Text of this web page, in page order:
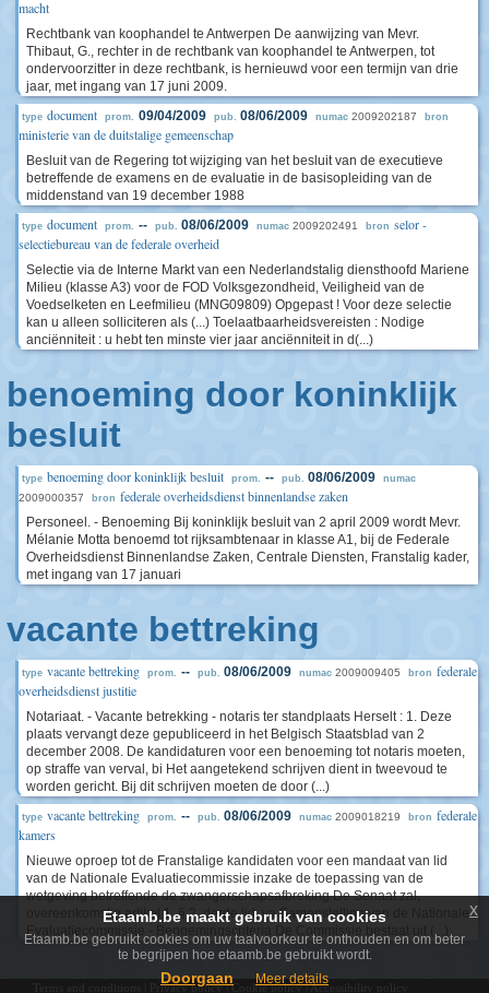
macht
Rechtbank van koophandel te Antwerpen De aanwijzing van Mevr.
Thibaut, G., rechter in de rechtbank van koophandel te Antwerpen, tot
ondervoorzitter in deze rechtbank, is hernieuwd voor een termijn van drie
jaar, met ingang van 17 juni 2009.
type document prom. 09/04/2009 pub. 08/06/2009 numac 2009202187 bron
ministerie van de duitstalige gemeenschap
Besluit van de Regering tot wijziging van het besluit van de executieve
betreffende de examens en de evaluatie in de basisopleiding van de
middenstand van 19 december 1988
type document prom. -- pub. 08/06/2009 numac 2009202491 bron selor -
selectiebureau van de federale overheid
Selectie via de Interne Markt van een Nederlandstalig diensthoofd Mariene
Milieu (klasse A3) voor de FOD Volksgezondheid, Veiligheid van de
Voedselketen en Leefmilieu (MNG09809) Opgepast ! Voor deze selectie
kan u alleen solliciteren als (...) Toelaatbaarheidsvereisten : Nodige
anciënniteit : u hebt ten minste vier jaar anciënniteit in d(...)
benoeming door koninklijk
besluit
type benoeming door koninklijk besluit prom. -- pub. 08/06/2009 numac
2009000357 bron federale overheidsdienst binnenlandse zaken
Personeel. - Benoeming Bij koninklijk besluit van 2 april 2009 wordt Mevr.
Mélanie Motta benoemd tot rijksambtenaar in klasse A1, bij de Federale
Overheidsdienst Binnenlandse Zaken, Centrale Diensten, Franstalig kader,
met ingang van 17 januari
vacante bettreking
type vacante bettreking prom. -- pub. 08/06/2009 numac 2009009405 bron federale
overheidsdienst justitie
Notariaat. - Vacante betrekking - notaris ter standplaats Herselt : 1. Deze
plaats vervangt deze gepubliceerd in het Belgisch Staatsblad van 2
december 2008. De kandidaturen voor een benoeming tot notaris moeten,
op straffe van verval, bi Het aangetekend schrijven dient in tweevoud te
worden gericht. Bij dit schrijven moeten de door (...)
type vacante bettreking prom. -- pub. 08/06/2009 numac 2009018219 bron federale
kamers
Nieuwe oproep tot de Franstalige kandidaten voor een mandaat van lid
van de Nationale Evaluatiecommissie inzake de toepassing van de
wetgeving betreffende de zwangerschapsafbreking De Senaat zal,
overeenkomstig artikel 1, § 2, derde lid, va Samenstelling van de Nationale
Evaluatiecommissie - Benoemingscriteria De Commissie bestaat uit (...)
Privacy policy|Cookie policy|Accessibility policy
Etaamb.be maakt gebruik van cookies
Etaamb.be gebruikt cookies om uw taalvoorkeur te onthouden en om beter
te begrijpen hoe etaamb.be gebruikt wordt.
Doorgaan Meer details
x